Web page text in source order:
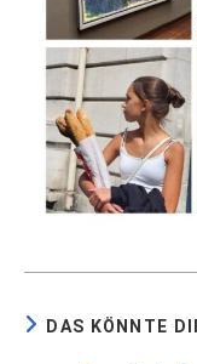
DAS KÖNNTE